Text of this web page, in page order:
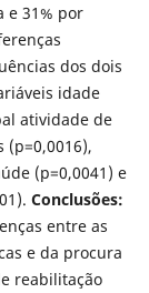
e 31% por
dos dois
idade
atividade de
(p=0,0016),
(p=0,0041) e
Conclusões:
entre as
e da procura
reabilitação